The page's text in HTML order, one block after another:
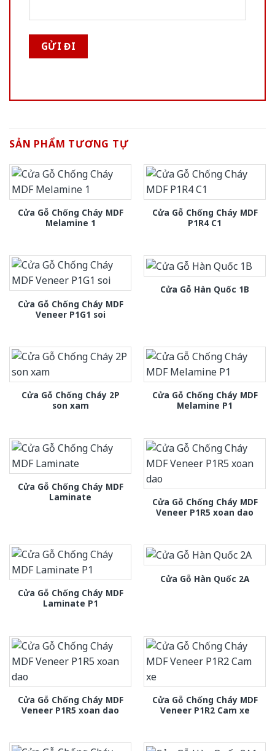
SẢN PHẨM TƯƠNG TỰ
Cửa Gỗ Chống Cháy MDF
Melamine 1
Cửa Gỗ Chống Cháy MDF
P1R4 C1
Cửa Gỗ Chống Cháy MDF
Veneer P1G1 soi
Cửa Gỗ Hàn Quốc 1B
Cửa Gỗ Chống Cháy 2P
son xam
Cửa Gỗ Chống Cháy MDF
Melamine P1
Cửa Gỗ Chống Cháy MDF
Laminate
Cửa Gỗ Chống Cháy MDF
Veneer P1R5 xoan dao
Cửa Gỗ Chống Cháy MDF
Laminate P1
Cửa Gỗ Hàn Quốc 2A
Cửa Gỗ Chống Cháy MDF
Veneer P1R5 xoan dao
Cửa Gỗ Chống Cháy MDF
Veneer P1R2 Cam xe